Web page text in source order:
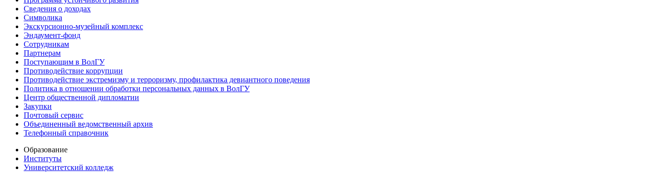
Сведения о доходах
Символика
Экскурсионно-музейный комплекс
Эндаумент-фонд
Сотрудникам
Партнерам
Поступающим в ВолГУ
Противодействие коррупции
Противодействие экстремизму и терроризму, профилактика девиантного поведения
Политика в отношении обработки персональных данных в ВолГУ
Центр общественной дипломатии
Закупки
Почтовый сервис
Объединенный ведомственный архив
Телефонный справочник
Образование
Институты
Университетский колледж